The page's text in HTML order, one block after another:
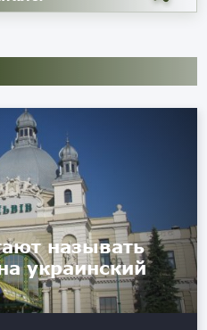
называть
украинский